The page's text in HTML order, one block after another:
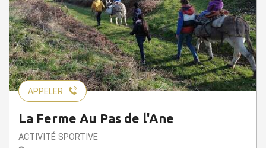
APPELER
La Ferme Au Pas de l'Ane
ACTIVITÉ SPORTIVE